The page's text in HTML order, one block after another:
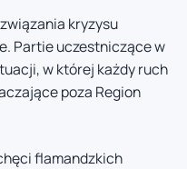
kryzysu
Partie uczestniczące w
w której każdy ruch
poza Region
flamandzkich